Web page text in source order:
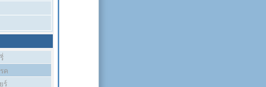
ค
ร์